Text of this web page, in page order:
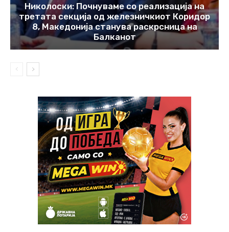
Николоски: Почнуваме со реализација на
третата секција од железничкиот Коридор
8, Македонија станува раскрсница на
Балканот